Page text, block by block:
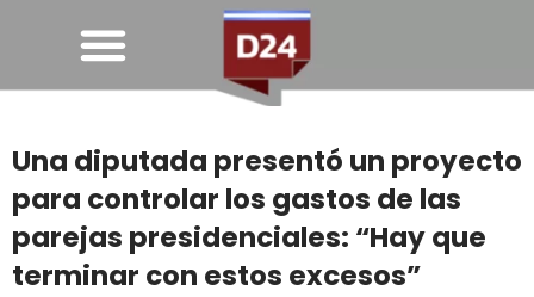
Una diputada presentó un proyecto
para controlar los gastos de las
parejas presidenciales: “Hay que
terminar con estos excesos”